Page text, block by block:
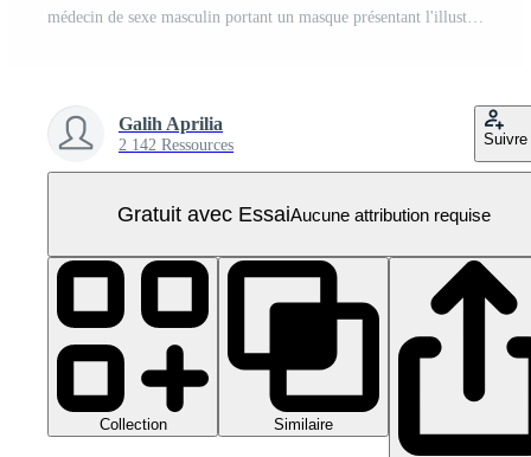
médecin de sexe masculin portant un masque présentant l'illustration de personnage 3d du tableau PNG Pro
Galih Aprilia
2 142 Ressources Suivre
Gratuit avec EssaiAucune attribution requise
Collection Similaire